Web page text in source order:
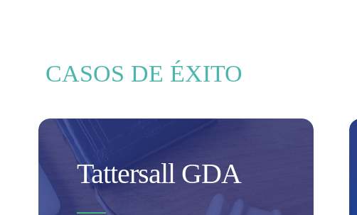
CASOS DE ÉXITO
Tattersall GDA